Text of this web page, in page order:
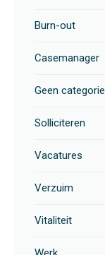
Burn-out
Casemanager
Geen categorie
Solliciteren
Vacatures
Verzuim
Vitaliteit